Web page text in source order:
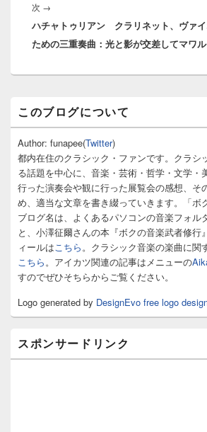
シ
ョ
ン
次 →
の
投
ハチャトゥリアン クラリネット、ヴァ
ための三重奏曲：光と影が交差してマワ
ン
サ
イ
バ
ー
ウ
ィ
ト
ア
このブログについて
Author: funapee(Twitter)
都内在住のクラシック・ファンです。クラシ
る話題を中心に、音楽・芸術・哲学・文学・
行った演奏会や観に行った展覧会の感想、そ
め、適当な文章を書き綴っていきます。「ボ
ブログ名は、よくあるパソコンの音楽フォル
と、小澤征爾さんの本『ボクの音楽武者修行
ィールはこちら。クラシック音楽の楽曲に関
こちら。アイカツ関連の記事はメニューの
すのでぜひそちらからご覧ください。
Logo generated by DesignEvo free logo
スポンサードリンク